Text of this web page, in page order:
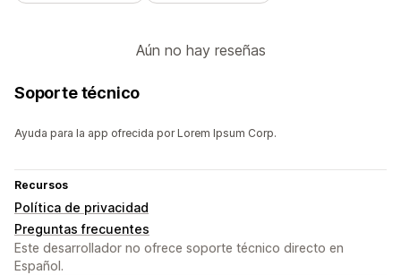
Aún no hay reseñas
Soporte técnico
Ayuda para la app ofrecida por Lorem Ipsum Corp.
Recursos
Política de privacidad
Preguntas frecuentes
Este desarrollador no ofrece soporte técnico directo en
Español.